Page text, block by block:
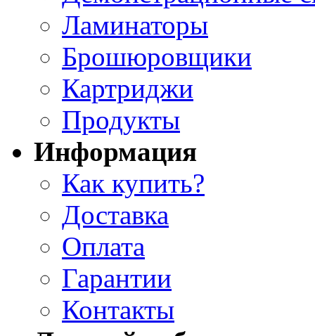
Ламинаторы
Брошюровщики
Картриджи
Продукты
Информация
Как купить?
Доставка
Оплата
Гарантии
Контакты